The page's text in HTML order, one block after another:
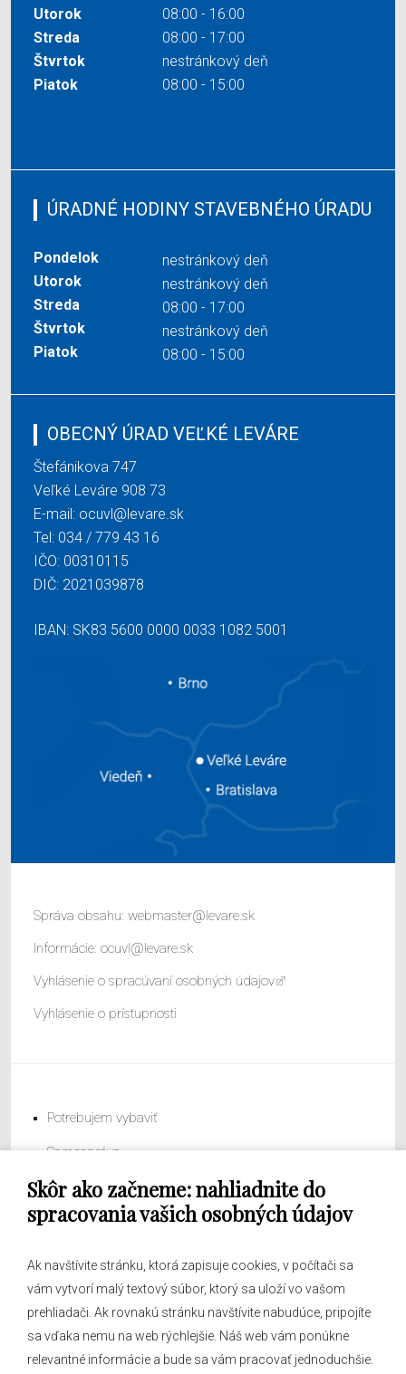
Skôr ako začneme: nahliadnite do
spracovania vašich osobných údajov
Ak navštívite stránku, ktorá zapisuje cookies, v počítači sa
vám vytvorí malý textový súbor, ktorý sa uloží vo vašom
prehliadači. Ak rovnakú stránku navštívite nabudúce, pripojíte
sa vďaka nemu na web rýchlejšie. Náš web vám ponúkne
relevantné informácie a bude sa vám pracovať jednoduchšie.
Utorok
08:00 - 16:00
Streda
08:00 - 17:00
Štvrtok
nestránkový deň
Piatok
08:00 - 15:00
ÚRADNÉ HODINY STAVEBNÉHO ÚRADU
Pondelok
nestránkový deň
Utorok
nestránkový deň
Streda
08:00 - 17:00
Štvrtok
nestránkový deň
Piatok
08:00 - 15:00
OBECNÝ ÚRAD VEĽKÉ LEVÁRE
Štefánikova 747
Veľké Leváre 908 73
E-mail: ocuvl@levare.sk
Tel: 034 / 779 43 16
IČO: 00310115
DIČ: 2021039878
IBAN: SK83 5600 0000 0033 1082 5001
Správa obsahu: webmaster@levare.sk
Informácie: ocuvl@levare.sk
Vyhlásenie o spracúvaní osobných údajov
Vyhlásenie o prístupnosti
Potrebujem vybaviť
Samospráva
Obecný úrad
O obci
Hlásenia obecného rozhlasu